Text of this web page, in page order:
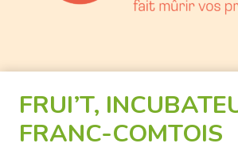
FRUI’T,
FRANC-COMTOIS